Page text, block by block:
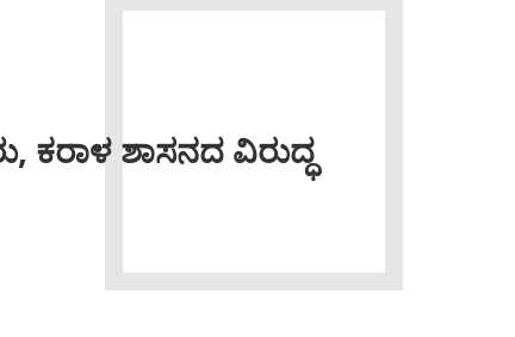
ಶಾಸನದ ವಿರುದ್ಧ